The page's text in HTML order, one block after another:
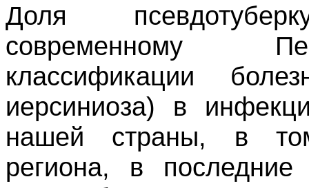
Доля
современному
классификации
иерсиниоза) в
нашей страны, в том
региона, в последние